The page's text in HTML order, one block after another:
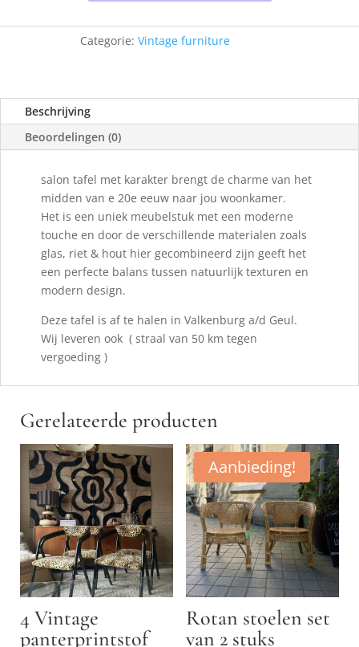
Categorie: Vintage furniture
Beschrijving
Beoordelingen (0)
salon tafel met karakter brengt de charme van het
midden van e 20e eeuw naar jou woonkamer.
Het is een uniek meubelstuk met een moderne
touche en door de verschillende materialen zoals
glas, riet & hout hier gecombineerd zijn geeft het
een perfecte balans tussen natuurlijk texturen en
modern design.
Deze tafel is af te halen in Valkenburg a/d Geul.
Wij leveren ook ( straal van 50 km tegen
vergoeding )
Gerelateerde producten
4 Vintage
panterprintstof
Aanbieding!
Rotan stoelen set
van 2 stuks